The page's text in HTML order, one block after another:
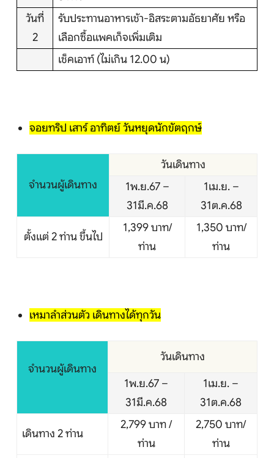
วันที่
2
รับประทานอาหารเช้า-อิสระตามอัธยาศัย หรือ
เลือกซื้อแพคเก็จเพิ่มเติม
เช็คเอาท์ (ไม่เกิน 12.00 น)
จอยทริป เสาร์ อาทิตย์ วันหยุดนักขัตฤกษ์
จำนวนผู้เดินทาง
วันเดินทาง
1พ.ย.67 –
31มี.ค.68
1เม.ย. –
31ต.ค.68
ตั้งแต่ 2 ท่าน ขึ้นไป
1,399 บาท/
ท่าน
1,350 บาท/
ท่าน
เหมาลำส่วนตัว เดินทางได้ทุกวัน
จำนวนผู้เดินทาง
วันเดินทาง
1พ.ย.67 –
31มี.ค.68
1เม.ย. –
31ต.ค.68
เดินทาง 2 ท่าน
2,799 บาท /
ท่าน
2,750 บาท/
ท่าน